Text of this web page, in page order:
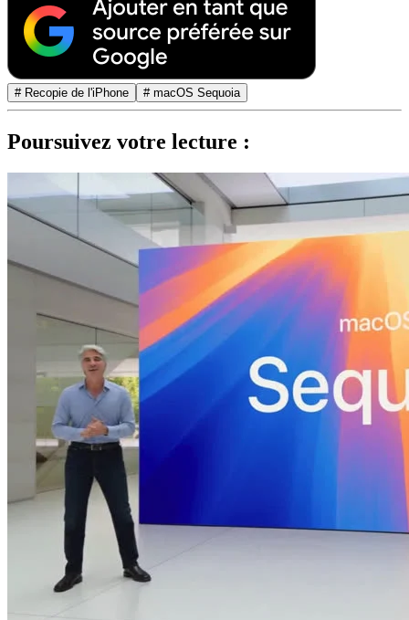
# Recopie de l'iPhone # macOS Sequoia
Poursuivez votre lecture :